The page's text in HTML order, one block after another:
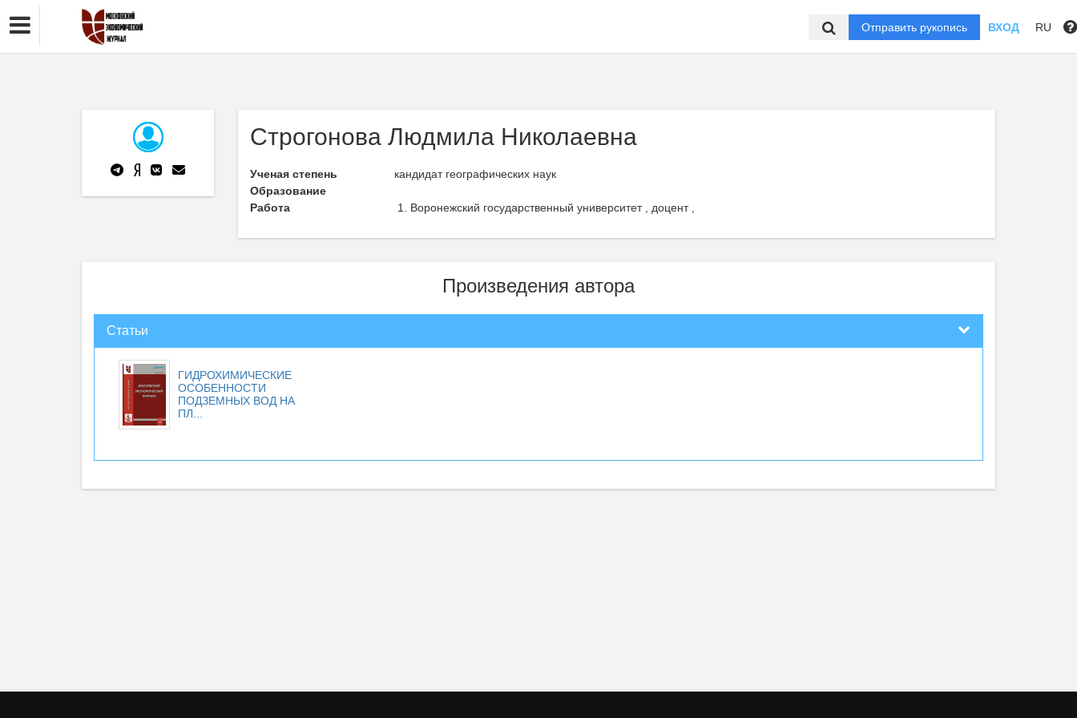
Отправить рукопись ВХОД RU
Строгонова Людмила Николаевна
Ученая степень
кандидат географических наук
Образование
Работа
Воронежский государственный университет , доцент ,
Произведения автора
Статьи
ГИДРОХИМИЧЕСКИЕ
ОСОБЕННОСТИ
ПОДЗЕМНЫХ ВОД НА
ПЛ...